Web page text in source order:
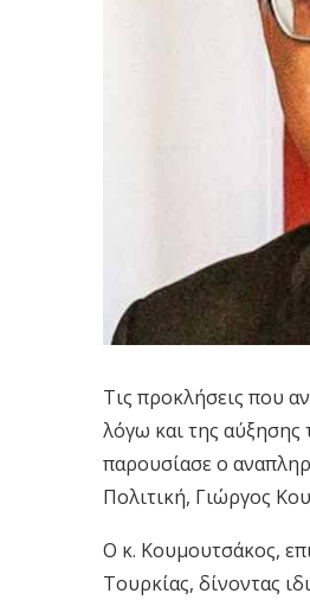
Τις προκλήσεις που
λόγω και της αύξησης
παρουσίασε ο
Πολιτική, Γιώργος
Ο κ. Κουμουτσάκος,
Τουρκίας, δίνοντας